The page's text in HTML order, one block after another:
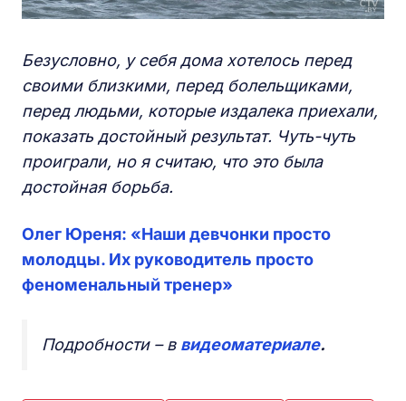
Безусловно, у себя дома хотелось перед
своими близкими, перед болельщиками,
перед людьми, которые издалека приехали,
показать достойный результат. Чуть-чуть
проиграли, но я считаю, что это была
достойная борьба.
Олег Юреня: «Наши девчонки просто
молодцы. Их руководитель просто
феноменальный тренер»
Подробности – в видеоматериале.